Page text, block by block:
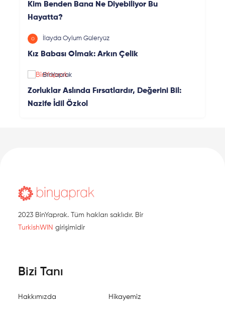
Kim Benden Bana Ne Diyebiliyor Bu
Hayatta?
İlayda Oylum Güleryüz
Kız Babası Olmak: Arkın Çelik
BinYaprak
Zorluklar Aslında Fırsatlardır, Değerini Bil:
Nazife İdil Özkol
2023 BinYaprak. Tüm hakları saklıdır. Bir
TurkishWIN girişimidir
Bizi Tanı
Hakkımızda Hikayemiz